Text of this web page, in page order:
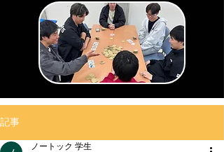
記事
ノートック 学生